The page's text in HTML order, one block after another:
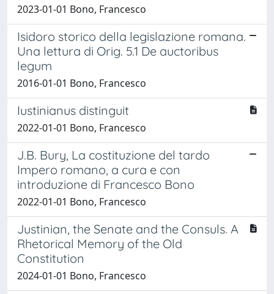
2023-01-01 Bono, Francesco
Isidoro storico della legislazione romana.
Una lettura di Orig. 5.1 De auctoribus
legum
2016-01-01 Bono, Francesco
Iustinianus distinguit
2022-01-01 Bono, Francesco
J.B. Bury, La costituzione del tardo
Impero romano, a cura e con
introduzione di Francesco Bono
2022-01-01 Bono, Francesco
Justinian, the Senate and the Consuls. A
Rhetorical Memory of the Old
Constitution
2024-01-01 Bono, Francesco